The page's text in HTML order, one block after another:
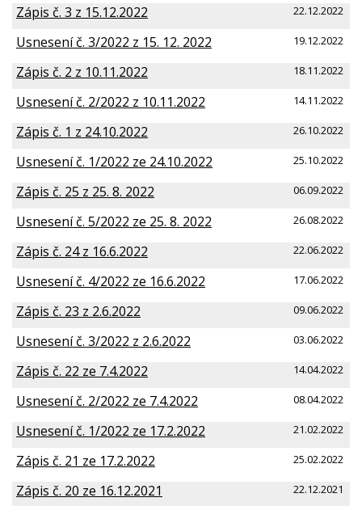
22.12.2022
Zápis č. 3 z 15.12.2022
19.12.2022
Usnesení č. 3/2022 z 15. 12. 2022
18.11.2022
Zápis č. 2 z 10.11.2022
14.11.2022
Usnesení č. 2/2022 z 10.11.2022
26.10.2022
Zápis č. 1 z 24.10.2022
25.10.2022
Usnesení č. 1/2022 ze 24.10.2022
06.09.2022
Zápis č. 25 z 25. 8. 2022
26.08.2022
Usnesení č. 5/2022 ze 25. 8. 2022
22.06.2022
Zápis č. 24 z 16.6.2022
17.06.2022
Usnesení č. 4/2022 ze 16.6.2022
09.06.2022
Zápis č. 23 z 2.6.2022
03.06.2022
Usnesení č. 3/2022 z 2.6.2022
14.04.2022
Zápis č. 22 ze 7.4.2022
08.04.2022
Usnesení č. 2/2022 ze 7.4.2022
21.02.2022
Usnesení č. 1/2022 ze 17.2.2022
25.02.2022
Zápis č. 21 ze 17.2.2022
22.12.2021
Zápis č. 20 ze 16.12.2021